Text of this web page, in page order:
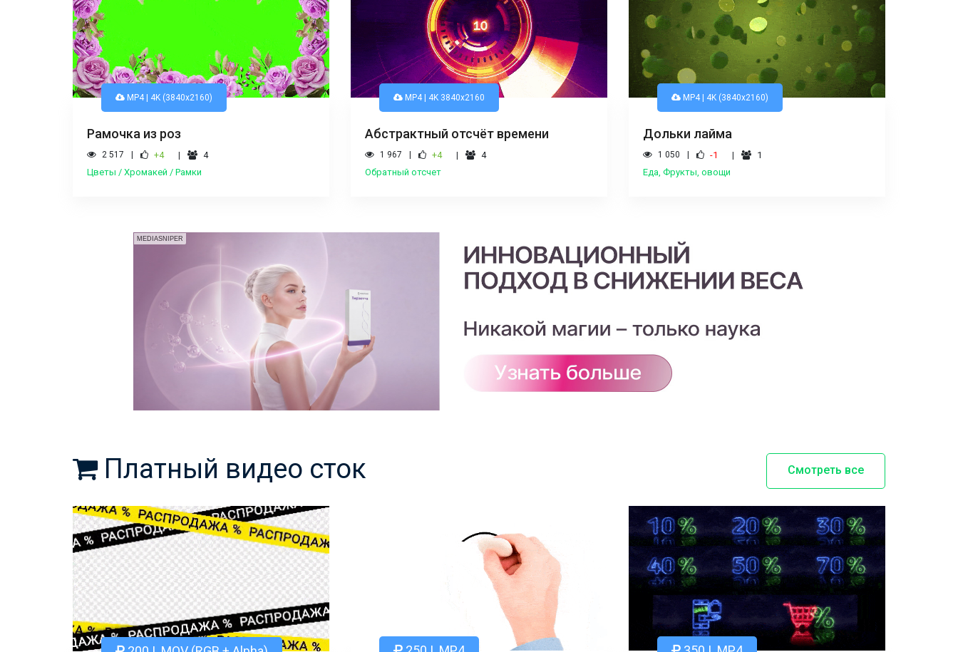
MP4 | 4K (3840x2160)
Рамочка из роз
2 517 +4
4
Цветы / Хромакей / Рамки
MP4 | 4K 3840х2160
Абстрактный отсчёт времени
1 967 +4
4
Обратный отсчет
MP4 | 4K (3840x2160)
Дольки лайма
1 050 -1
1
Еда, Фрукты, овощи
MEDIASNIPER
Платный видео сток Смотреть все